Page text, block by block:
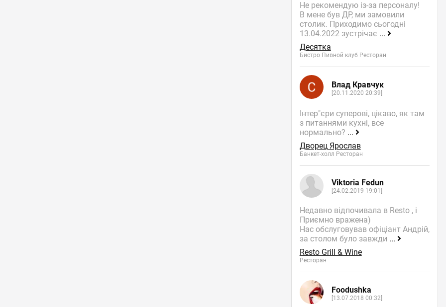
Не рекомендую із-за персоналу!
В мене був ДР, ми замовили
столик. Приходимо сьогодні
13.04.2022 зустрічає ...
Десятка
Бистро Пивной клуб Ресторан
Влад Кравчук
[20.11.2020 20:39]
Інтер"єри суперові, цікаво, як там
з питаннями кухні, все
нормально? ...
Дворец Ярослав
Банкет-холл Ресторан
Viktoria Fedun
[24.02.2019 19:01]
Недавно відпочивала в Resto , і
Приємно вражена)
Нас обслуговував офіціант Андрій,
за столом було завжди ...
Resto Grill & Wine
Ресторан
Foodushka
[13.07.2018 00:32]